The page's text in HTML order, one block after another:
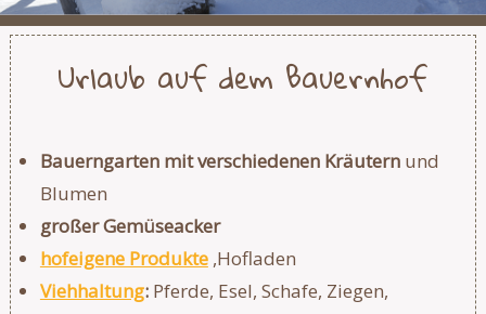
Urlaub auf dem Bauernhof
Bauerngarten mit verschiedenen Kräuternund
Blumen
großer Gemüseacker
hofeigene Produkte,Hofladen
Viehhaltung:Pferde, Esel, Schafe, Ziegen,